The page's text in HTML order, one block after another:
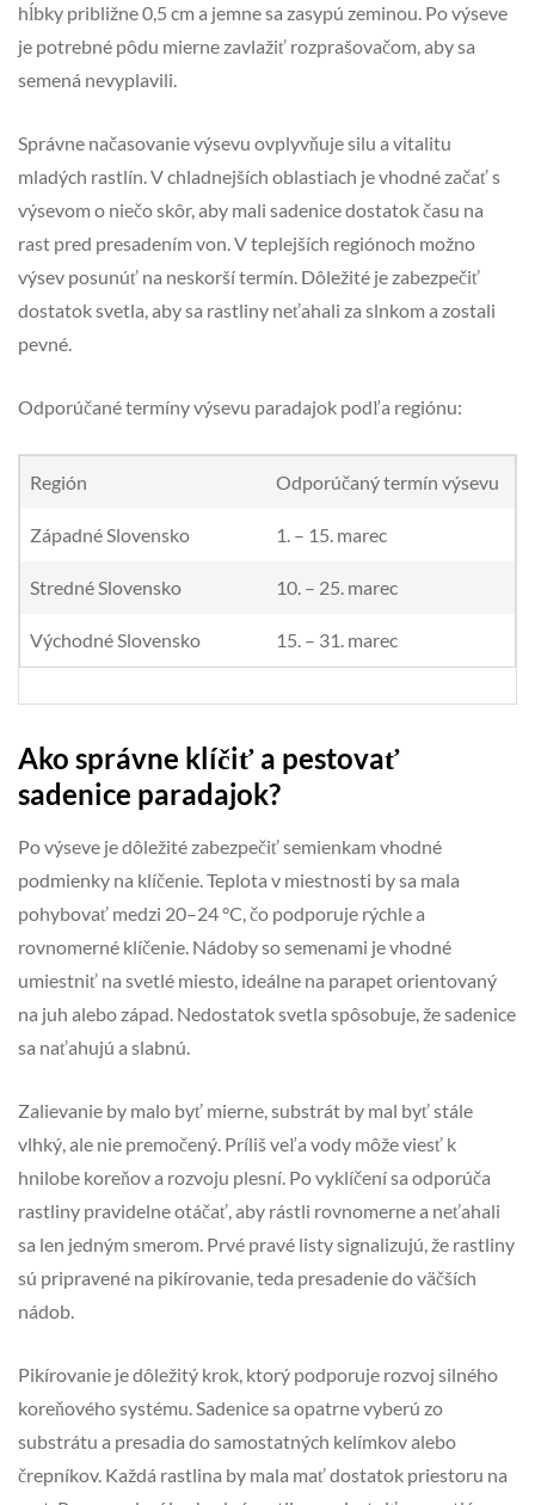
hĺbky približne 0,5 cm a jemne sa zasypú zeminou. Po výseve
je potrebné pôdu mierne zavlažiť rozprašovačom, aby sa
semená nevyplavili.
Správne načasovanie výsevu ovplyvňuje silu a vitalitu
mladých rastlín. V chladnejších oblastiach je vhodné začať s
výsevom o niečo skôr, aby mali sadenice dostatok času na
rast pred presadením von. V teplejších regiónoch možno
výsev posunúť na neskorší termín. Dôležité je zabezpečiť
dostatok svetla, aby sa rastliny neťahali za slnkom a zostali
pevné.
Odporúčané termíny výsevu paradajok podľa regiónu:
Región Odporúčaný termín výsevu
Západné Slovensko 1. – 15. marec
Stredné Slovensko 10. – 25. marec
Východné Slovensko 15. – 31. marec
Ako správne klíčiť a pestovať
sadenice paradajok?
Po výseve je dôležité zabezpečiť semienkam vhodné
podmienky na klíčenie. Teplota v miestnosti by sa mala
pohybovať medzi 20–24 °C, čo podporuje rýchle a
rovnomerné klíčenie. Nádoby so semenami je vhodné
umiestniť na svetlé miesto, ideálne na parapet orientovaný
na juh alebo západ. Nedostatok svetla spôsobuje, že sadenice
sa naťahujú a slabnú.
Zalievanie by malo byť mierne, substrát by mal byť stále
vlhký, ale nie premočený. Príliš veľa vody môže viesť k
hnilobe koreňov a rozvoju plesní. Po vyklíčení sa odporúča
rastliny pravidelne otáčať, aby rástli rovnomerne a neťahali
sa len jedným smerom. Prvé pravé listy signalizujú, že rastliny
sú pripravené na pikírovanie, teda presadenie do väčších
nádob.
Pikírovanie je dôležitý krok, ktorý podporuje rozvoj silného
koreňového systému. Sadenice sa opatrne vyberú zo
substrátu a presadia do samostatných kelímkov alebo
črepníkov. Každá rastlina by mala mať dostatok priestoru na